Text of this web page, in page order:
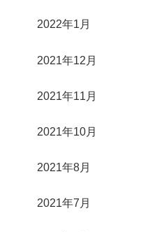
2022年1月
2021年12月
2021年11月
2021年10月
2021年8月
2021年7月